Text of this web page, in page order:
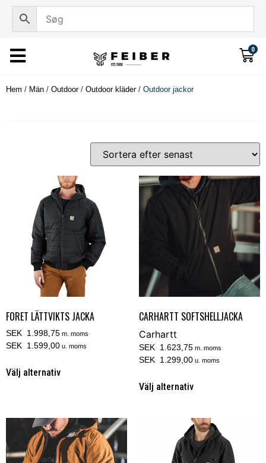
0
Hem / Män / Outdoor/ Outdoor kläder/ Outdoor jackor
FORET LÄTTVIKTS JACKA
SEK 1.998,75 m. moms
SEK 1.599,00 u. moms
Välj alternativ
CARHARTT SOFTSHELLJACKA
Carhartt
SEK 1.623,75 m. moms
SEK 1.299,00 u. moms
Välj alternativ